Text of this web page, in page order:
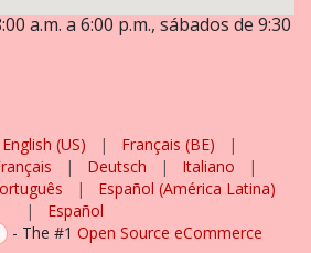
a.m. a 6:00 p.m., sábados de 9:30
English (US) | Français (BE)
|
| Deutsch | Italiano
|
|
Español (América Latina)
|
Español
- The #1Open Source eCommerce